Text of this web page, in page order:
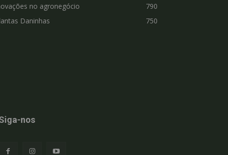
no agronegócio
790
Daninhas
750
nos